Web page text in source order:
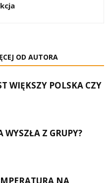
OD AUTORA
WIĘKSZY POLSKA CZY
WYSZŁA Z GRUPY?